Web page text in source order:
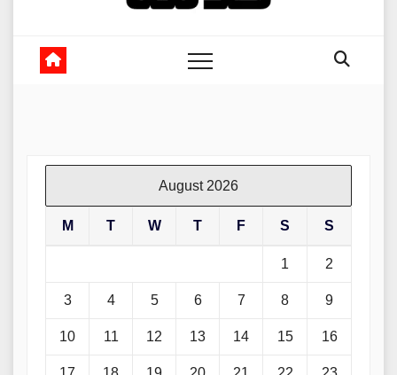
August 2026
M T W T F S S
1 2
3 4 5 6 7 8 9
10 11 12 13 14 15 16